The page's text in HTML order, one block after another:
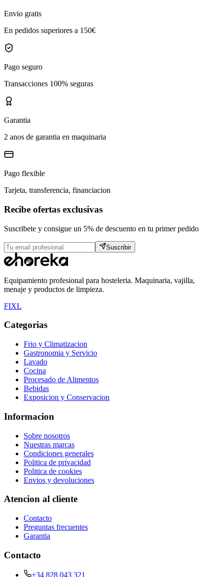
Envio gratis
En pedidos superiores a 150€
Pago seguro
Transacciones 100% seguras
Garantia
2 anos de garantia en maquinaria
Pago flexible
Tarjeta, transferencia, financiacion
Recibe ofertas exclusivas
Suscribete y consigue un 5% de descuento en tu primer pedido
Suscribir
Equipamiento profesional para hosteleria. Maquinaria, vajilla,
menaje y productos de limpieza.
FIXL
Categorias
Frio y Climatizacion
Gastronomia y Servicio
Lavado
Cocina
Procesado de Alimentos
Bebidas
Exposicion y Conservacion
Informacion
Sobre nosotros
Nuestras marcas
Condiciones generales
Politica de privacidad
Politica de cookies
Envios y devoluciones
Atencion al cliente
Contacto
Preguntas frecuentes
Garantia
Contacto
+34 828 043 321